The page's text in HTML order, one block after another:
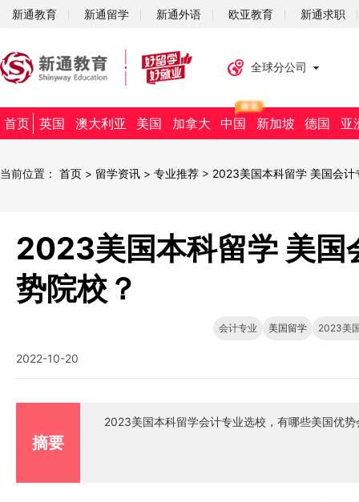
新通教育 新通留学 新通外语 欧亚教育 新通求职
全球分公司
首页 英国 澳大利亚 美国 加拿大 中国 新加坡 德国 亚
当前位置： 首页 > 留学资讯 > 专业推荐 > 2023美国本科留学 美国会
2023美国本科留学 美国
势院校？
会计专业 美国留学 2023美
2022-10-20
摘要
2023美国本科留学会计专业选校，有哪些美国优